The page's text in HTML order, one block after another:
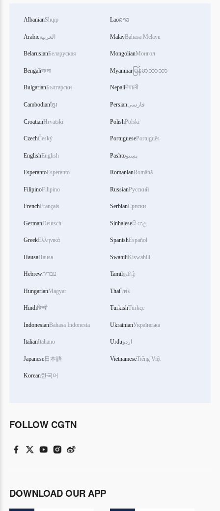
AlbanianShqip
Arabicالعربية
BelarusianБеларуская
Bengaliবাংলা
BulgarianБългарски
Cambodianខ្មែរ
CroatianHrvatski
CzechČeský
EnglishEnglish
EsperantoEsperanto
FilipinoFilipino
FrenchFrançais
GermanDeutsch
GreekΕλληνικά
HausaHausa
Hebrewעברית
HungarianMagyar
Hindiहिन्दी
IndonesianBahasa Indonesia
ItalianItaliano
Japanese日本語
Korean한국어
Laoລາວ
MalayBahasa Melayu
MongolianМонгол
Myanmar မြန်မာဘာသာ
Nepaliनेपाली
Persianفارسی
PolishPolski
PortuguesePortuguês
Pashtoپښتو
RomanianRomână
RussianРусский
SerbianСрпски
Sinhaleseසිංහල
SpanishEspañol
SwahiliKiswahili
Tamilதமிழ்
Thaiไทย
TurkishTürkçe
UkrainianУкраїнська
Urduاردو
VietnameseTiếng Việt
FOLLOW CGTN
DOWNLOAD OUR APP